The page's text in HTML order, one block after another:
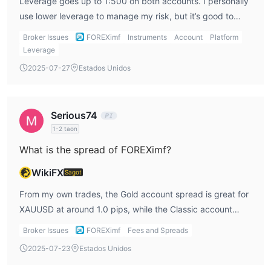
account, nagsisimula sa Rp. 250,000 (Classic account).
use lower leverage to manage my risk, but it’s good to
know the higher option is there when I need it.
Broker Issues FOREXimf Instruments Account
Platform
Leverage
2025-07-27
Estados Unidos
Serious74
1-2 taon
What is the spread of FOREXimf?
WikiFXSagot
From my own trades, the Gold account spread is great for
XAUUSD at around 1.0 pips, while the Classic account
spread for major forex pairs starts from 2.8 pips. It’s not
balances it out for my trading style.
Broker Issues FOREXimf
Fees and Spreads
2025-07-23
Estados Unidos